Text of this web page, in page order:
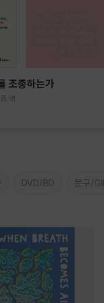
조종하는가
역
DVD/BD 문구/